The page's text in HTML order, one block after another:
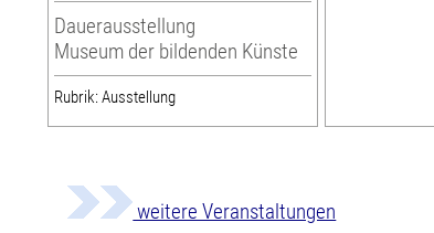
Dauerausstellung
Museum der bildenden Künste
Rubrik: Ausstellung
weitere Veranstaltungen